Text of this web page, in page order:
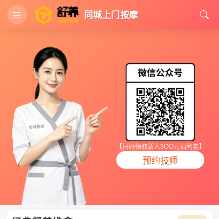
同城上门按摩
【扫码领取新人3OO元福利券】
预约技师